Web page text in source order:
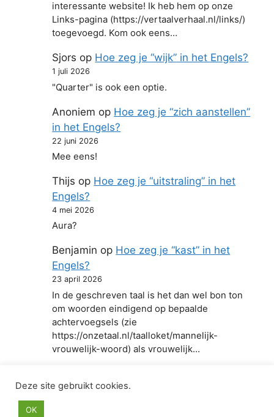
interessante website! Ik heb hem op onze
Links-pagina (https://vertaalverhaal.nl/links/)
toegevoegd. Kom ook eens…
Sjors op Hoe zeg je “wijk” in het Engels?
1 juli 2026
"Quarter" is ook een optie.
Anoniem op Hoe zeg je “zich aanstellen”
in het Engels?
22 juni 2026
Mee eens!
Thijs op Hoe zeg je “uitstraling” in het
Engels?
4 mei 2026
Aura?
Benjamin op Hoe zeg je “kast” in het
Engels?
23 april 2026
In de geschreven taal is het dan wel bon ton
om woorden eindigend op bepaalde
achtervoegsels (zie
https://onzetaal.nl/taalloket/mannelijk-
vrouwelijk-woord) als vrouwelijk…
© 2026 Hoe zeg je in het Engels
Deze site gebruikt cookies.
OK